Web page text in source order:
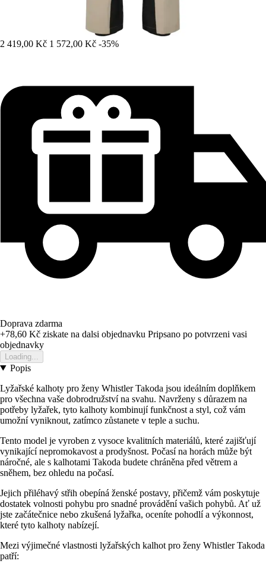
2 419,00 Kč 1 572,00 Kč -35%
Doprava zdarma
+78,60 Kč ziskate na dalsi objednavku Pripsano po potvrzeni vasi
objednavky
Loading...
Popis
Lyžařské kalhoty pro ženy Whistler Takoda jsou ideálním doplňkem
pro všechna vaše dobrodružství na svahu. Navrženy s důrazem na
potřeby lyžařek, tyto kalhoty kombinují funkčnost a styl, což vám
umožní vyniknout, zatímco zůstanete v teple a suchu.
Tento model je vyroben z vysoce kvalitních materiálů, které zajišťují
vynikající nepromokavost a prodyšnost. Počasí na horách může být
náročné, ale s kalhotami Takoda budete chráněna před větrem a
sněhem, bez ohledu na počasí.
Jejich přiléhavý střih obepíná ženské postavy, přičemž vám poskytuje
dostatek volnosti pohybu pro snadné provádění vašich pohybů. Ať už
jste začátečnice nebo zkušená lyžařka, oceníte pohodlí a výkonnost,
které tyto kalhoty nabízejí.
Mezi výjimečné vlastnosti lyžařských kalhot pro ženy Whistler Takoda
patří: